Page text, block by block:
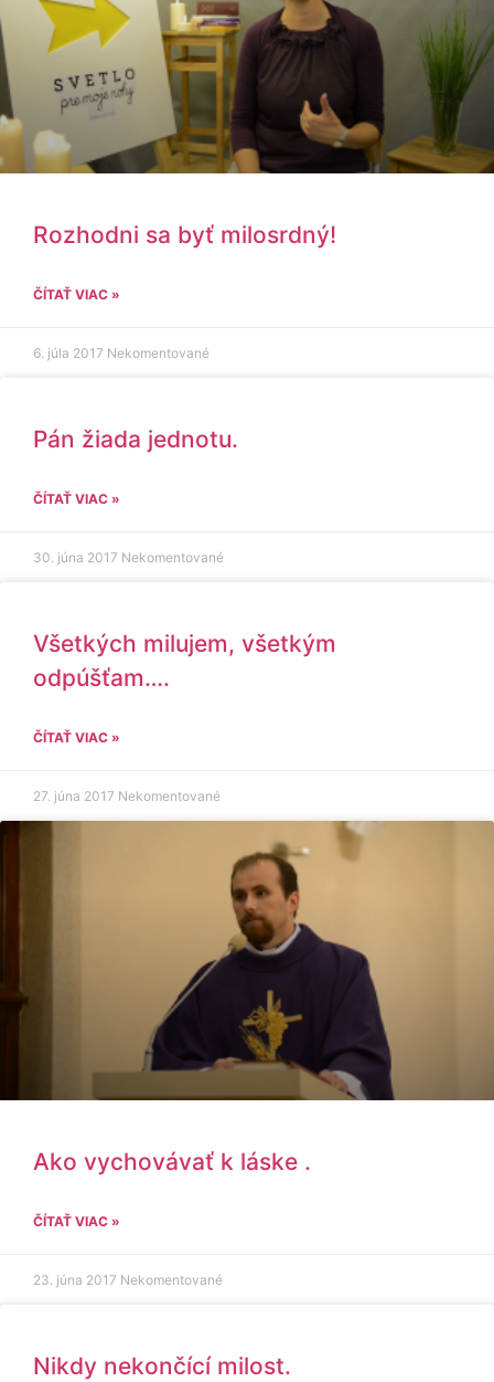
Rozhodni sa byť milosrdný!
ČÍTAŤ VIAC »
6. júla 2017 Nekomentované
Pán žiada jednotu.
ČÍTAŤ VIAC »
30. júna 2017 Nekomentované
Všetkých milujem, všetkým
odpúšťam….
ČÍTAŤ VIAC »
27. júna 2017 Nekomentované
Ako vychovávať k láske .
ČÍTAŤ VIAC »
23. júna 2017 Nekomentované
Nikdy nekončící milost.